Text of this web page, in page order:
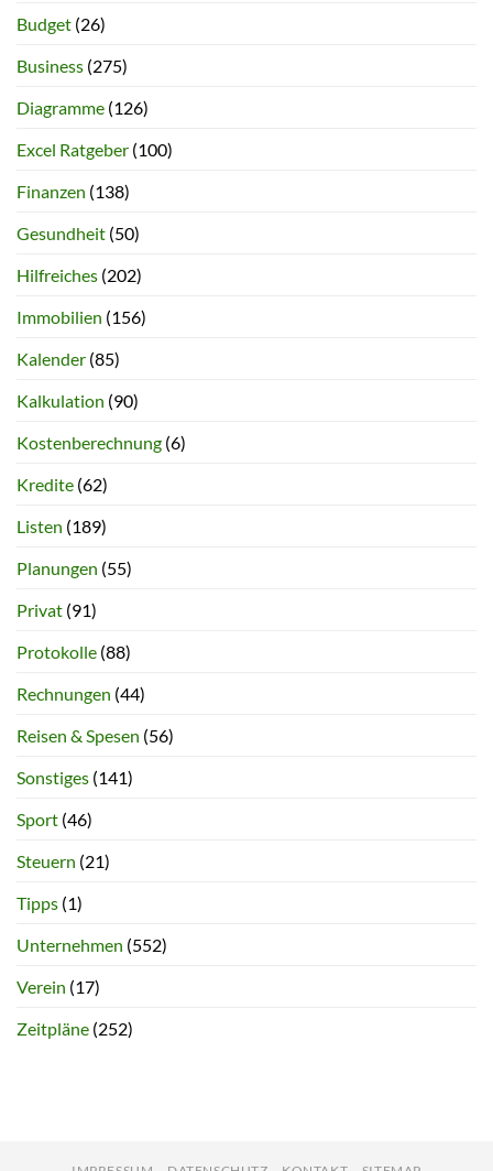
Budget (26)
Business (275)
Diagramme (126)
Excel Ratgeber (100)
Finanzen (138)
Gesundheit (50)
Hilfreiches (202)
Immobilien (156)
Kalender (85)
Kalkulation (90)
Kostenberechnung (6)
Kredite (62)
Listen (189)
Planungen (55)
Privat (91)
Protokolle (88)
Rechnungen (44)
Reisen & Spesen (56)
Sonstiges (141)
Sport (46)
Steuern (21)
Tipps (1)
Unternehmen (552)
Verein (17)
Zeitpläne (252)